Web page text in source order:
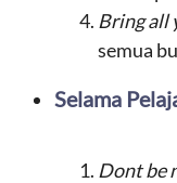
Bring all
semua
Selama
Dont be